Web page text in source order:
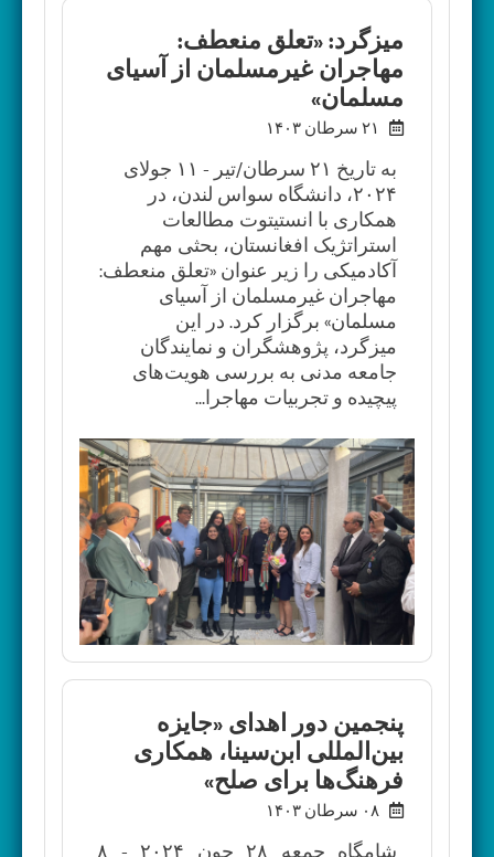
میزگرد: «تعلق منعطف:
مهاجران غیرمسلمان از آسیای
مسلمان»
به تاریخ ۲۱ سرطان/تیر - ۱۱ جولای
۲۰۲۴، دانشگاه سواس لندن، در
همکاری با انستیتوت مطالعات
استراتژیک افغانستان، بحثی مهم
آکادمیکی را زیر عنوان «تعلق منعطف:
مهاجران غیرمسلمان از آسیای
مسلمان» برگزار کرد. در این
میزگرد، پژوهشگران و نمایندگان
جامعه مدنی به بررسی هویت‌های
پیچیده و تجربیات مهاجرا...
پنجمین دور اهدای «جایزه
بین‌المللی ابن‌سینا، همکاری
فرهنگ‌ها برای صلح»
شامگاه جمعه ۲۸ جون ۲۰۲۴ - ۸